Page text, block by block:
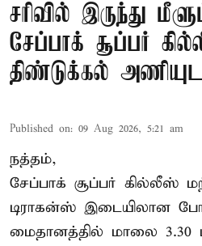
சரிவில் இருந்து
சேப்பாக் சூப்பர்
திண்டுக்கல்
Published on: 09 Aug 2026, 5:21 am
நத்தம்,
சேப்பாக் சூப்பர் கில்லீஸ்
டிராகன்ஸ் இடையிலான
மைதானத்தில் மாலை 3.30